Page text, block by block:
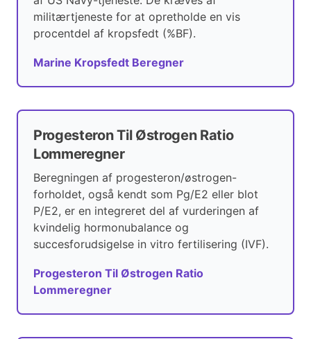
militærtjeneste for at opretholde en vis
procentdel af kropsfedt (%BF).
Marine Kropsfedt Beregner
Progesteron Til Østrogen Ratio
Lommeregner
Beregningen af progesteron/østrogen-
forholdet, også kendt som Pg/E2 eller blot
P/E2, er en integreret del af vurderingen af
kvindelig hormonubalance og
succesforudsigelse in vitro fertilisering (IVF).
Progesteron Til Østrogen Ratio
Lommeregner